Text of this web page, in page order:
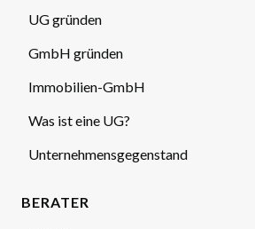
UG gründen
GmbH gründen
Immobilien-GmbH
Was ist eine UG?
Unternehmensgegenstand
BERATER